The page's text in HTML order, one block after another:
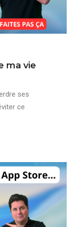
ma vie
ses
ce